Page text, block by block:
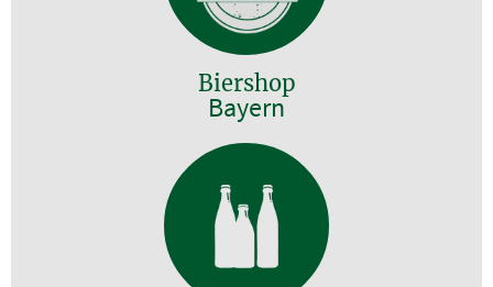
Biershop
Bayern